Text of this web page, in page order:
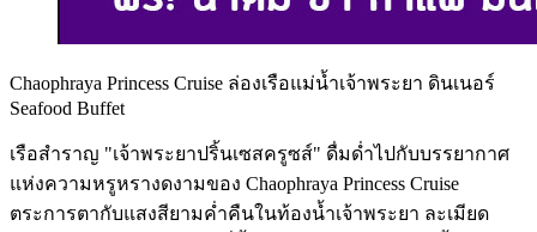
Chaophraya Princess Cruise ล่องเรือแม่น้ำเจ้าพระยา ดินเนอร์
Seafood Buffet
เรือสำราญ "เจ้าพระยาปริ้นเซสครูซส์" ดื่มด่ำไปกับบรรยากาศ
แห่งความหรูหรางดงามของ Chaophraya Princess Cruise
ตระการตากับแสงสียามค่ำคืนในท้องน้ำเจ้าพระยา ละเมียด